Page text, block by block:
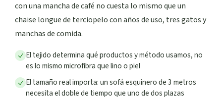
con una mancha de café no cuesta lo mismo que un
chaise longue de terciopelo con años de uso, tres gatos y
manchas de comida.
El tejido determina qué productos y método usamos, no
es lo mismo microfibra que lino o piel
El tamaño real importa: un sofá esquinero de 3 metros
necesita el doble de tiempo que uno de dos plazas